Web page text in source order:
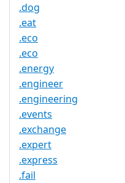
.dog
.eat
.eco
.eco
.energy
.engineer
.engineering
.events
.exchange
.expert
.express
.fail